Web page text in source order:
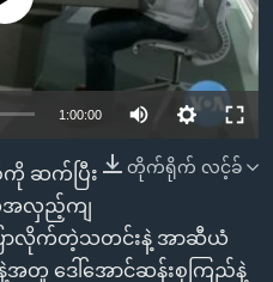
1:00:00
တိုက်ရိုက် လင့်ခ်
ကို ဆက်ပြီး
အလှည့်ကျ
ြောလိုက်တဲ့သတင်းနဲ့ အာဆီယံ
တူ ဒေါ်အောင်ဆန်းစုကြည်နဲ့